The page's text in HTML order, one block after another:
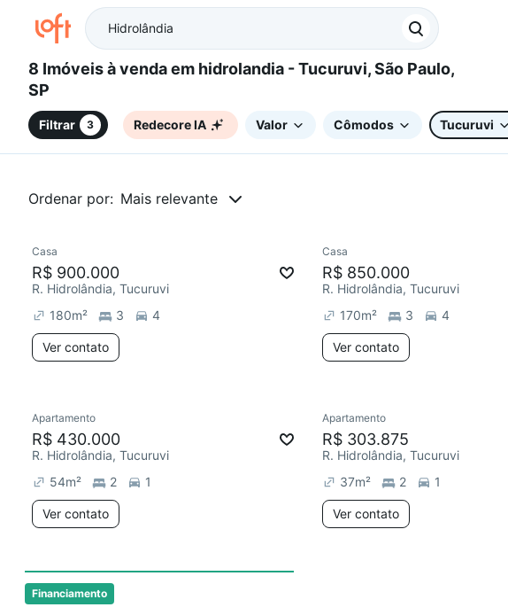
8 Imóveis à venda em hidrolandia - Tucuruvi, São Paulo,
SP
Filtrar 3 Redecore IA Valor Cômodos Tucuruvi
Ordenar por: Mais relevante
Financiamento
Chegou este mês
Casa
R$ 900.000
R. Hidrolândia, Tucuruvi
180m² 3 4
Ver contato
Casa
R$ 850.000
R. Hidrolândia, Tucuruvi
170m² 3 4
Ver contato
Redecorar
Apartamento
R$ 430.000
R. Hidrolândia, Tucuruvi
54m² 2 1
Ver contato
Redecorar
Apartamento
R$ 303.875
R. Hidrolândia, Tucuruvi
37m² 2 1
Ver contato